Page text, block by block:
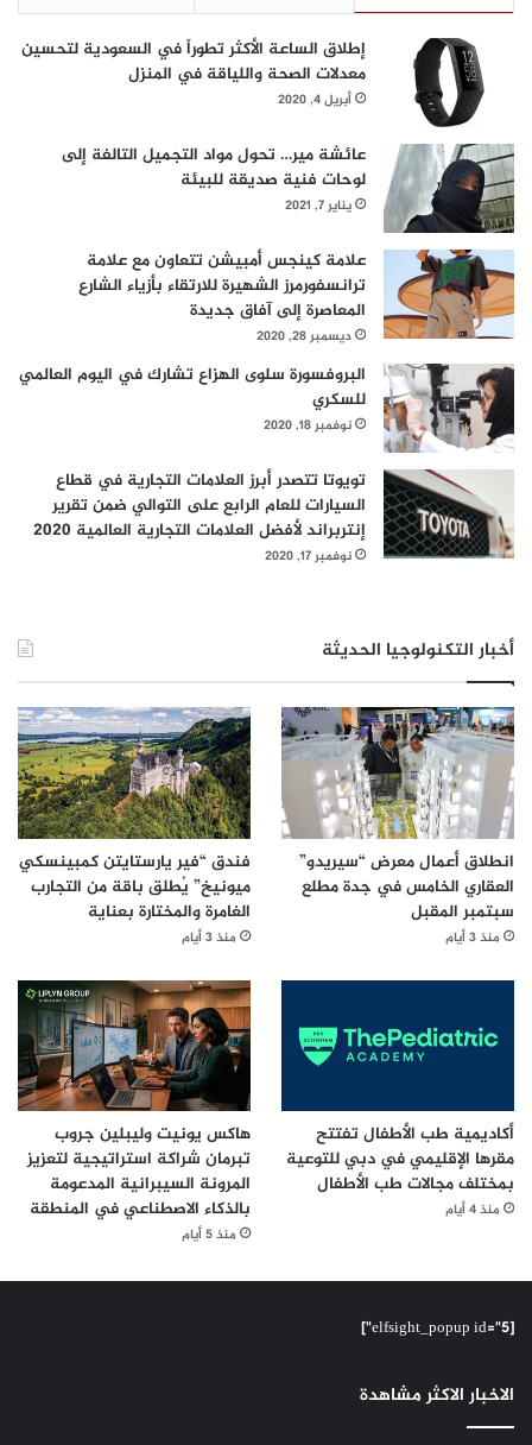
ل
ت
ك
ن
و
ل
و
ج
ا
ل
ج
ي
ا
ل
س
إطلاق الساعة الأكثر تطوراً في السعودية لتحسين
معدلات الصحة واللياقة في المنزل
أبريل 4, 2020
عائشة مير… تحول مواد التجميل التالفة إلى
لوحات فنية صديقة للبيئة
يناير 7, 2021
علامة كينجس أمبيشن تتعاون مع علامة
ترانسفورمرز الشهيرة للارتقاء بأزياء الشارع
المعاصرة إلى آفاق جديدة
ديسمبر 28, 2020
البروفسورة سلوى الهزاع تشارك في اليوم العالمي
للسكري
نوفمبر 18, 2020
تويوتا تتصدر أبرز العلامات التجارية في قطاع
السيارات للعام الرابع على التوالي ضمن تقرير
إنتربراند لأفضل العلامات التجارية العالمية 2020
نوفمبر 17, 2020
أخبار التكنولوجيا الحديثة
انطلاق أعمال معرض “سيريدو”
العقاري الخامس في جدة مطلع
سبتمبر المقبل
منذ 3 أيام
فندق “فير يارستايتن كمبينسكي
ميونيخ” يُطلق باقة من التجارب
الغامرة والمختارة بعناية
منذ 3 أيام
أكاديمية طب الأطفال تفتتح
مقرها الإقليمي في دبي للتوعية
بمختلف مجالات طب الأطفال
منذ 4 أيام
هاكس يونيت وليبلين جروب
تبرمان شراكة استراتيجية لتعزيز
المرونة السيبرانية المدعومة
بالذكاء الاصطناعي في المنطقة
منذ 5 أيام
[elfsight_popup id="5"]
الاخبار الاكثر مشاهدة